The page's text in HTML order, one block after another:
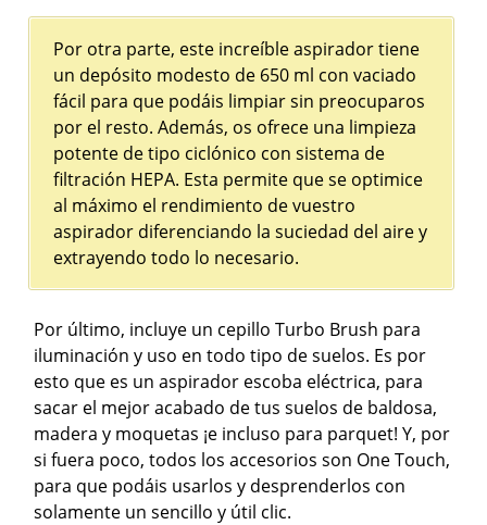
Por otra parte, este increíble aspirador tiene
un depósito modesto de 650 ml con vaciado
fácil para que podáis limpiar sin preocuparos
por el resto. Además, os ofrece una limpieza
potente de tipo ciclónico con sistema de
filtración HEPA. Esta permite que se optimice
al máximo el rendimiento de vuestro
aspirador diferenciando la suciedad del aire y
extrayendo todo lo necesario.
Por último, incluye un cepillo Turbo Brush para
iluminación y uso en todo tipo de suelos. Es por
esto que es un aspirador escoba eléctrica, para
sacar el mejor acabado de tus suelos de baldosa,
madera y moquetas ¡e incluso para parquet! Y, por
si fuera poco, todos los accesorios son One Touch,
para que podáis usarlos y desprenderlos con
solamente un sencillo y útil clic.